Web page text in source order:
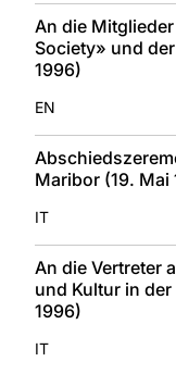
An die
Society» und
1996)
EN
Maribor (19. Mai
IT
An die Vertreter
und Kultur in
1996)
IT